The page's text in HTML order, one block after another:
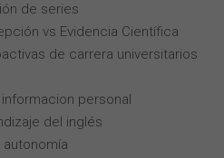
de series
vs Evidencia Científica
de carrera universitarios
personal
del inglés